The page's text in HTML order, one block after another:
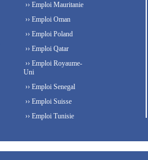
›› Emploi Mauritanie
›› Emploi Oman
›› Emploi Poland
›› Emploi Qatar
›› Emploi Royaume-
Uni
›› Emploi Senegal
›› Emploi Suisse
›› Emploi Tunisie